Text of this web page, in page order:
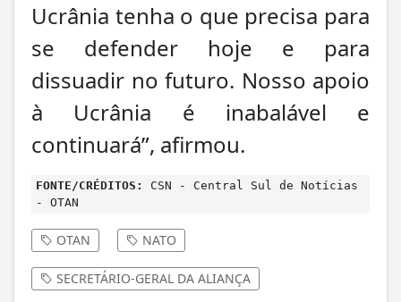
Ucrânia tenha o que precisa para
se defender hoje e para
dissuadir no futuro. Nosso apoio
à Ucrânia é inabalável e
continuará”, afirmou.
FONTE/CRÉDITOS:
CSN - Central Sul de Notícias
- OTAN
OTAN NATO
SECRETÁRIO-GERAL DA ALIANÇA